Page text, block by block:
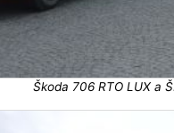
Škoda 706 RTO LUX a